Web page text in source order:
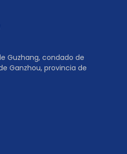
Guzhang, condado de
Ganzhou, provincia de